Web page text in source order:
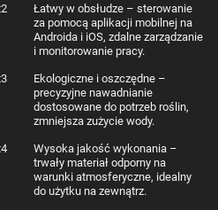
Łatwy w obsłudze – sterowanie
za pomocą aplikacji mobilnej na
Androida i iOS, zdalne zarządzanie
i monitorowanie pracy.
Ekologiczne i oszczędne –
precyzyjne nawadnianie
dostosowane do potrzeb roślin,
zmniejsza zużycie wody.
Wysoka jakość wykonania –
trwały materiał odporny na
warunki atmosferyczne, idealny
do użytku na zewnątrz.